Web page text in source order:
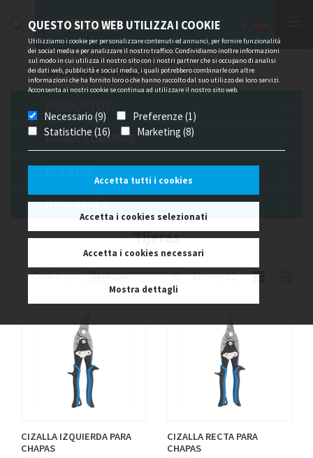
QUESTO SITO WEB UTILIZZA I COOKIE
Utilizziamo i cookie per personalizzare contenuti ed annunci, per fornire funzionalità
dei social media e per analizzare il nostro traffico. Condividiamo inoltre informazioni
sul modo in cui utilizza il nostro sito con i nostri partner che si occupano di analisi
dei dati web, pubblicità e social media, i quali potrebbero combinarle con altre
informazioni che ha fornito loro o che hanno raccolto dal suo utilizzo dei loro servizi.
Acconsenta ai nostri cookie se continua ad utilizzare il nostro sito web.
Necessario (9)
Preferenze (1)
Statistiche (16)
Marketing (8)
Accetta tutti i cookies
Accetta i cookies selezionati
Accetta i cookies necessari
Mostra dettagli
OFERTAS / NOTICIAS
DÓNDE COMPRAR
OFERTAS
NOVEDADES
Tijeras
Show
Orden por
CIZALLA IZQUIERDA PARA
CHAPAS
CIZALLA RECTA PARA
CHAPAS